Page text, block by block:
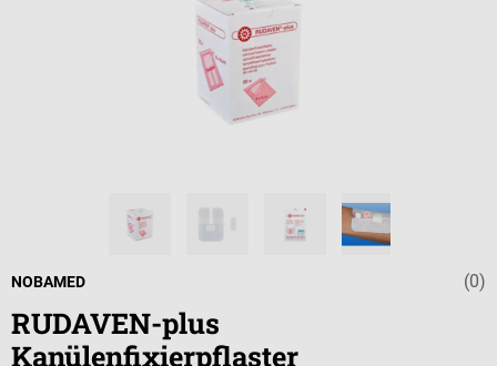
(0)
NOBAMED
RUDAVEN-plus
Kanülenfixierpflaster